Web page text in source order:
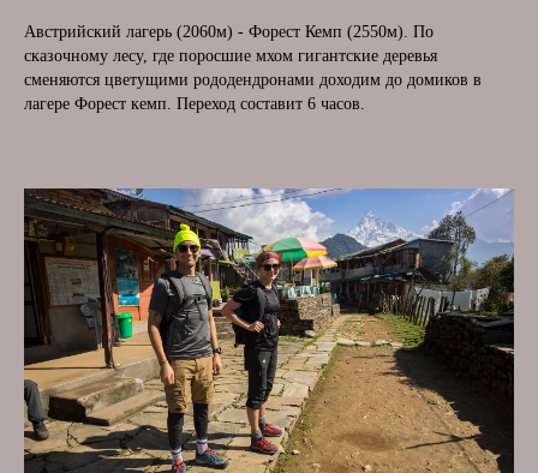
Австрийский лагерь (2060м) - Форест Кемп (2550м). По
сказочному лесу, где поросшие мхом гигантские деревья
сменяются цветущими рододендронами доходим до домиков в
лагере Форест кемп. Переход составит 6 часов.